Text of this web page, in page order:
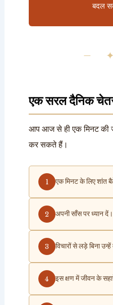
बदल
—
एक सरल दैनिक
आप आज से ही एक मिनट
कर सकते हैं।
एक मिनट के लिए शांत
अपनी साँस पर ध्यान दें।
विचारों से लड़े बिना
इस क्षण में जीवन के